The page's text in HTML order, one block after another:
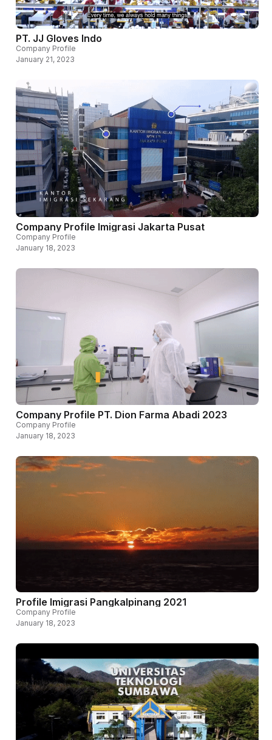
PT. JJ Gloves Indo
Company Profile
January 21, 2023
Company Profile Imigrasi Jakarta Pusat
Company Profile
January 18, 2023
Company Profile PT. Dion Farma Abadi 2023
Company Profile
January 18, 2023
Profile Imigrasi Pangkalpinang 2021
Company Profile
January 18, 2023